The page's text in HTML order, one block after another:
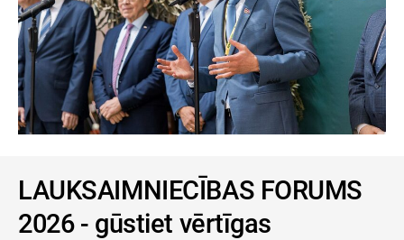
LAUKSAIMNIECĪBAS FORUMS
2026 - gūstiet vērtīgas